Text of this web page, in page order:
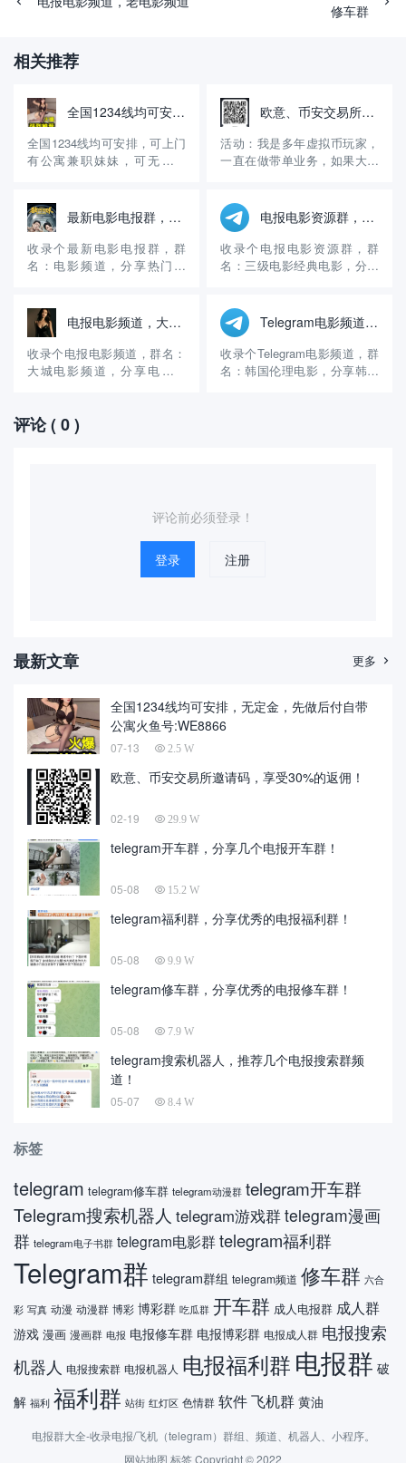
修车群
相关推荐
全国1234线均可安排，无定金，先做后付自带公寓火鱼号:WE8866
全国1234线均可安排，可上门
有公寓兼职妹妹，可无套内
火鱼账号：WE8866【QQ微信
风控】约炮请到应用商店或 百
度浏览器 搜索（火鱼）APP下
载 登陆好后添加妹妹 《火鱼
欧意、币安交易所邀请码，享受30%的返佣！
活动：我是多年虚拟币玩家，
一直在做带单业务，如果大家
30%的手续费返佣。另外，可
以进入我的交易群组，免费享
受交易策略！ 介绍：交易是我
的副业，一直在做区块链交
最新电影电报群，电影频道
收录个最新电影电报群，群
名：电影频道，分享热门电
个电影电报群创建的时间挺长
的，算是比较早的电影群了，
主要分享热门电影和最新电
影，更新的速度很快，内容丰
电报电影资源群，三级电影经典电影
收录个电报电影资源群，群
名：三级电影经典电影，分享
@sfAVcn 群组介绍：这个电
报电影群创建的时间挺长的，
算是很早的电影群了，主要提
供电影资源下载和观看，更新
电报电影频道，大城电影频道
收录个电报电影频道，群名：
大城电影频道，分享电影资
的时间不长，算是一个比较新
的电影群，虽然是新群，但是
Telegram电影频道，韩国伦理电影
收录个Telegram电影频道，群
名：韩国伦理电影，分享韩国
评论( 0 )
评论前必须登录！
登录 注册
最新文章 更多 
全国1234线均可安排，无定金，先做后付自带
公寓火鱼号:WE8866
07-13 2.5 W
欧意、币安交易所邀请码，享受30%的返佣！
02-19 29.9 W
telegram开车群，分享几个电报开车群！
05-08 15.2 W
telegram福利群，分享优秀的电报福利群！
05-08 9.9 W
telegram修车群，分享优秀的电报修车群！
05-08 7.9 W
telegram搜索机器人，推荐几个电报搜索群频
道！
05-07 8.4 W
标签
telegram telegram修车群 telegram动漫群 telegram开车群
Telegram搜索机器人 telegram游戏群telegram漫画
群 telegram电子书群 telegram电影群telegram福利群
Telegram群 telegram群组 telegram频道 修车群 六合
彩 写真 动漫 动漫群 博彩 博彩群 吃瓜群 开车群 成人电报群 成人群
游戏 漫画 漫画群 电报 电报修车群 电报博彩群 电报成人群 电报搜索
机器人 电报搜索群 电报机器人 电报福利群 电报群 破
解 福利 福利群 站街 红灯区 色情群 软件飞机群 黄油
电报群大全-收录电报/飞机（telegram）群组、频道、机器人、小程序。
网站地图 标签Copyright © 2022